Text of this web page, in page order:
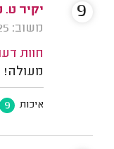
יקיר ט.
משוב: 14/07/2025
חוות
מעולה!
איכות 9
9